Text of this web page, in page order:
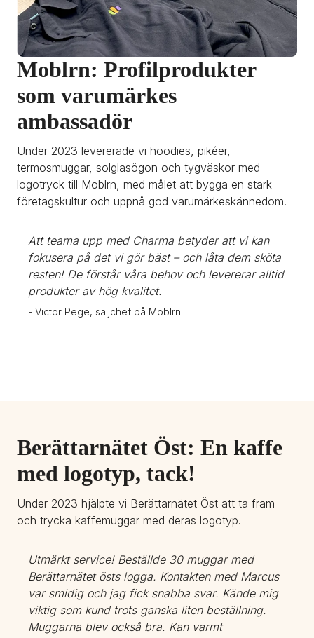
Moblrn: Profilprodukter
som varumärkes
ambassadör
Under 2023 levererade vi hoodies, pikéer,
termosmuggar, solglasögon och tygväskor med
logotryck till Moblrn, med målet att bygga en stark
företagskultur och uppnå god varumärkeskännedom.
Att teama upp med Charma betyder att vi kan
fokusera på det vi gör bäst – och låta dem sköta
resten! De förstår våra behov och levererar alltid
produkter av hög kvalitet.
- Victor Pege, säljchef på Moblrn
Berättarnätet Öst: En kaffe
med logotyp, tack!
Under 2023 hjälpte vi Berättarnätet Öst att ta fram
och trycka kaffemuggar med deras logotyp.
Utmärkt service! Beställde 30 muggar med
Berättarnätet östs logga. Kontakten med Marcus
var smidig och jag fick snabba svar. Kände mig
viktig som kund trots ganska liten beställning.
Muggarna blev också bra. Kan varmt